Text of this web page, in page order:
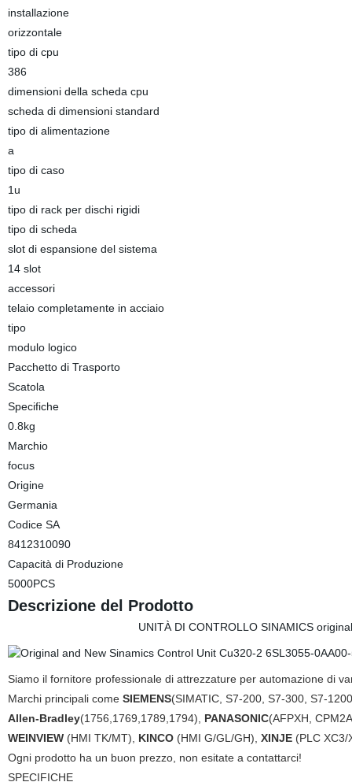
installazione
orizzontale
tipo di cpu
386
dimensioni della scheda cpu
scheda di dimensioni standard
tipo di alimentazione
a
tipo di caso
1u
tipo di rack per dischi rigidi
tipo di scheda
slot di espansione del sistema
14 slot
accessori
telaio completamente in acciaio
tipo
modulo logico
Pacchetto di Trasporto
Scatola
Specifiche
0.8kg
Marchio
focus
Origine
Germania
Codice SA
8412310090
Capacità di Produzione
5000PCS
Descrizione del Prodotto
UNITÀ DI CONTROLLO SINAMICS
Siamo il fornitore professionale di attrezzature per automazione di
Marchi principali comeSIEMENS(SIMATIC, S7-200, S7-300, S7-
Allen-Bradley(1756,1769,1789,1794), PANASONIC(AFPXH,
WEINVIEW(HMI TK/MT), KINCO(HMI G/GL/GH), XINJE(PLC XC3/
Ogni prodotto ha un buon prezzo, non esitate a contattarci!
SPECIFICHE